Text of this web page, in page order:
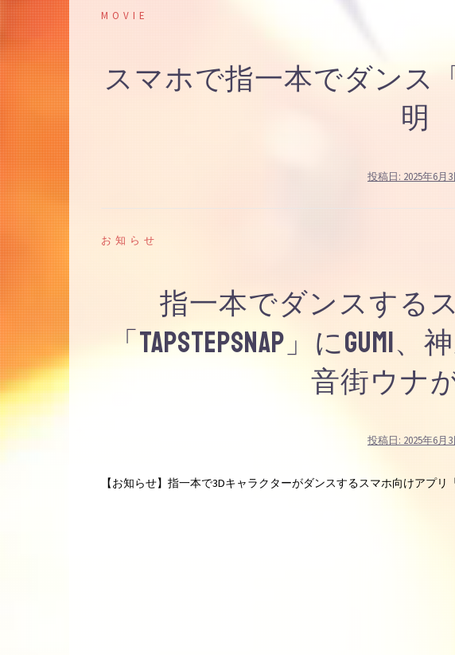
MOVIE
スマホで指一本でダンス
明
投稿日: 2025年6月3
お知らせ
指一本でダンスする
「TapStepSnap」にGUMI
音街ウナ
投稿日: 2025年6月3
【お知らせ】指一本で3Dキャラクターがダンスするスマホ向けアプリ